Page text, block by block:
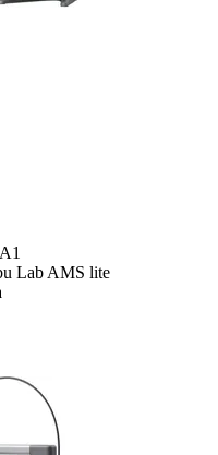
Lab AMS lite